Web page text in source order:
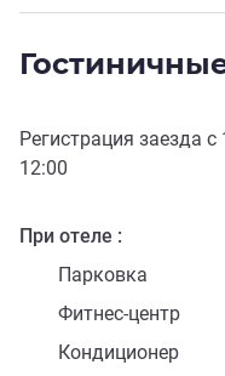
Регистрация заезда с
12:00
При отеле
Парковка
Фитнес-центр
Кондиционер